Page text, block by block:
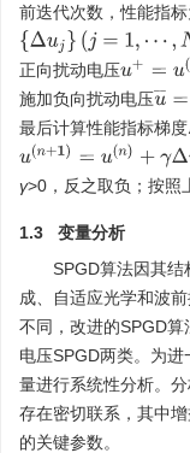
前迭代次数，性能指标
{ Δuj}(j =1, ⋯,N )
正向扰动电压u+= u(n)+
施加负向扰动电压u¯ =u
最后计算性能指标梯度
u(n+1) u( n)+γΔ uΔ J
γ>0，反之取负；按照
1.3 变量分析
SPGD算法因其
成、自适应光学和波
不同，改进的SPGD
电压SPGD两类。为
量进行系统性分析。
存在密切联系，其中
的关键参数。